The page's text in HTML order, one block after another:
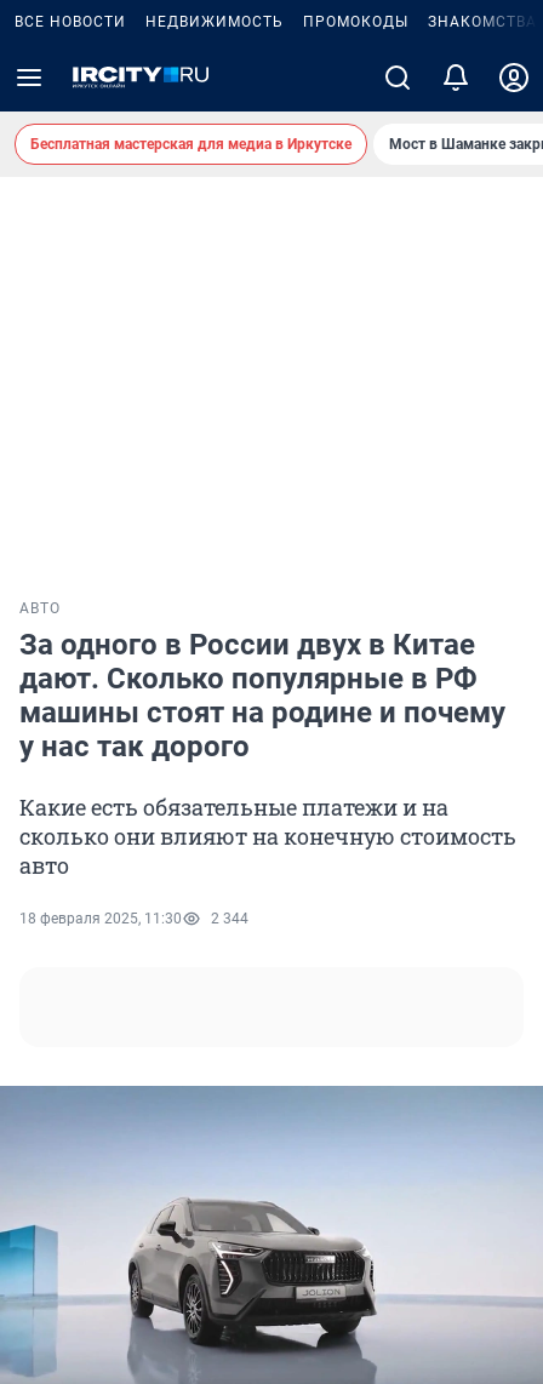
ВСЕ НОВОСТИ НЕДВИЖИМОСТЬ ПРОМОКОДЫ ЗНАКОМСТВА
Бесплатная мастерская для медиа в Иркутске Мост в Шаманке
АВТО
За одного в России двух в Китае
дают. Сколько популярные в РФ
машины стоят на родине и почему
у нас так дорого
Какие есть обязательные платежи и на
сколько они влияют на конечную стоимость
авто
18 февраля 2025, 11:30 2 344